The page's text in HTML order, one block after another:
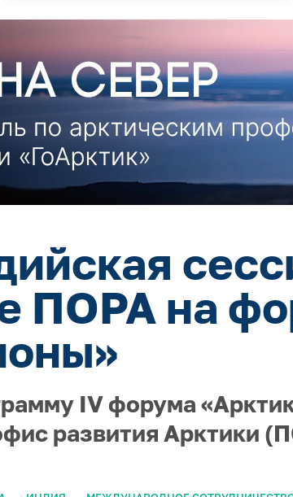
ПОРА на
IV форума
развития Арктики